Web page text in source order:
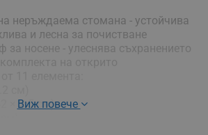
неръждаема стомана - устойчива
и лесна за почистване
за носене - улеснява съхранението
× 2.5 см)
3 см)
Виж повече